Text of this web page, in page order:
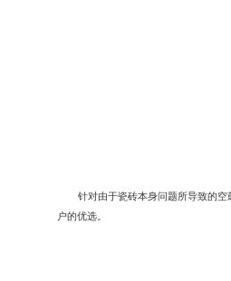
针对由于瓷砖本身问题所导致的空
户的优选。